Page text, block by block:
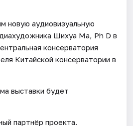
новую аудиовизуальную
Шихуа Ма, Ph D в
консерватория
Китайской консерватории в
выставки будет
партнёр проекта.